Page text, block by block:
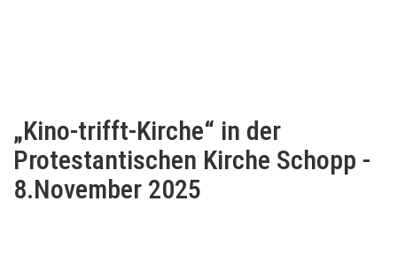
„Kino-trifft-Kirche“ in der
Protestantischen Kirche Schopp -
8.November 2025